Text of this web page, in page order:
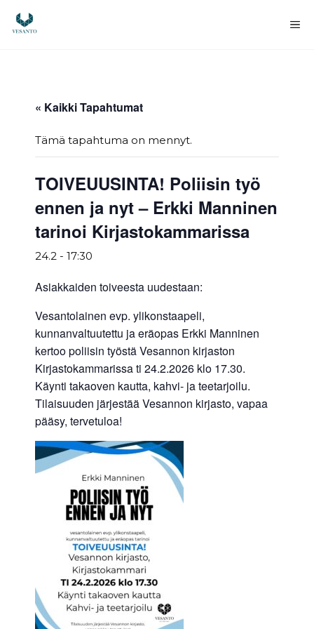
sisältöön
« Kaikki Tapahtumat
Tämä tapahtuma on mennyt.
TOIVEUUSINTA! Poliisin työ
ennen ja nyt – Erkki Manninen
tarinoi Kirjastokammarissa
24.2 - 17:30
Asiakkaiden toiveesta uudestaan:
Vesantolainen evp. ylikonstaapeli,
kunnanvaltuutettu ja eräopas Erkki Manninen
kertoo poliisin työstä Vesannon kirjaston
Kirjastokammarissa ti 24.2.2026 klo 17.30.
Käynti takaoven kautta, kahvi- ja teetarjoilu.
Tilaisuuden järjestää Vesannon kirjasto, vapaa
pääsy, tervetuloa!